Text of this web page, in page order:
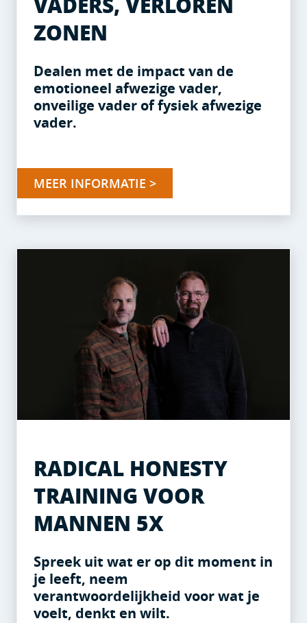
ZONEN
Dealen met de impact van de
emotioneel afwezige vader,
onveilige vader of fysiek afwezige
vader.
MEER INFORMATIE >
RADICAL HONESTY
TRAINING VOOR
MANNEN 5X
Spreek uit wat er op dit moment in
je leeft, neem
verantwoordelijkheid voor wat je
voelt, denkt en wilt.